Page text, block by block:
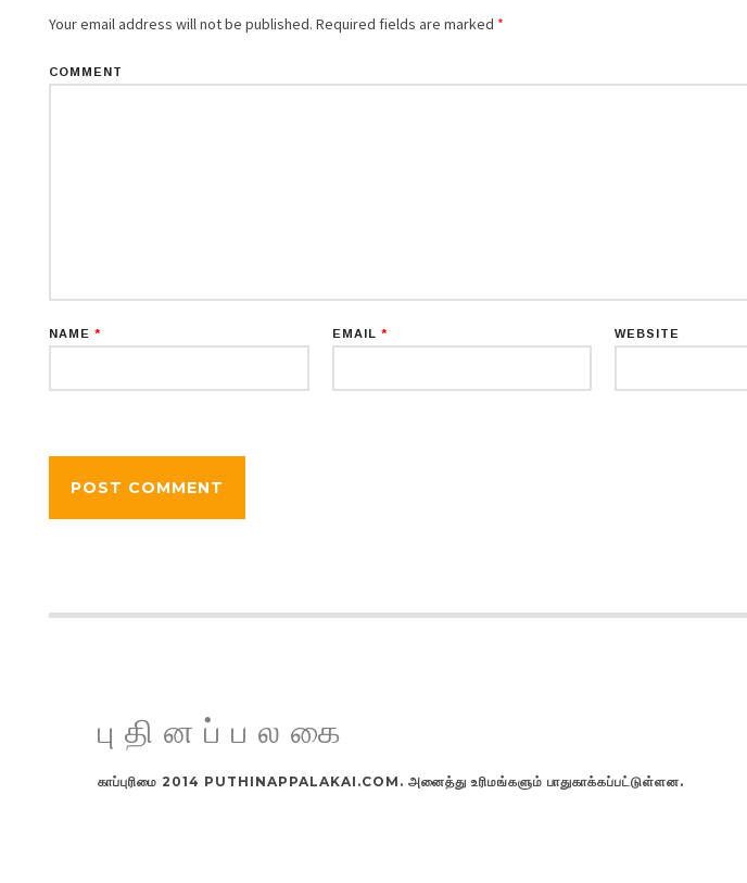
Your email address will not be published. Required fields are marked *
COMMENT
NAME * EMAIL * WEBSITE
புதினப்பலகை
காப்புரிமை 2014 PUTHINAPPALAKAI.COM. அனைத்து உரிமங்களும் பாதுகாக்கப்பட்டுள்ளன.